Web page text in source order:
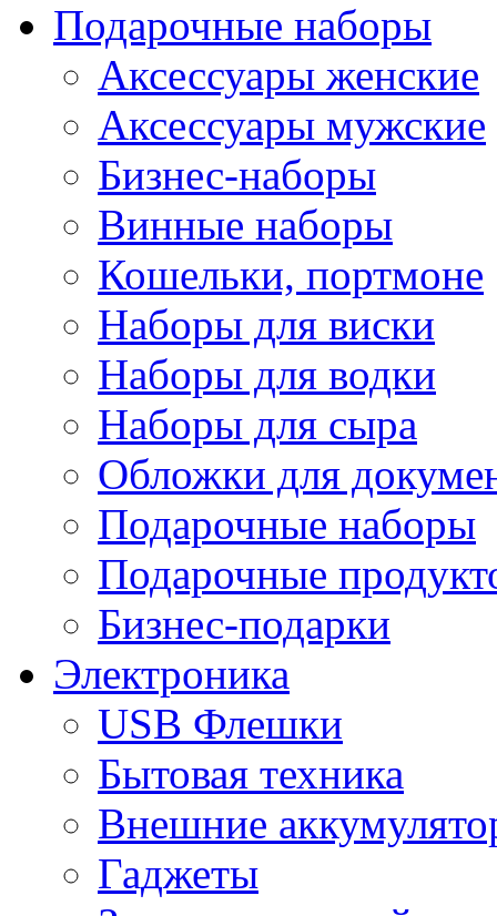
Подарочные наборы
Аксессуары женские
Аксессуары мужские
Бизнес-наборы
Винные наборы
Кошельки, портмоне
Наборы для виски
Наборы для водки
Наборы для сыра
Обложки для
Подарочные наборы
Подарочные
Бизнес-подарки
Электроника
USB Флешки
Бытовая техника
Внешние
Гаджеты